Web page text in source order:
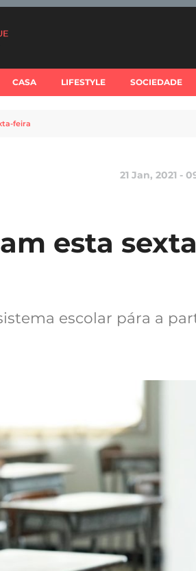
CASA LIFESTYLE SOCIEDADE
feira
21 Jan, 2021 -
esta
escolar pára a